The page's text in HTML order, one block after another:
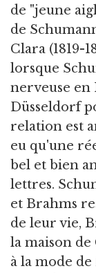
de "jeune
de
Clara (1819-
lorsque
nerveuse en
Düsseldorf
relation est
eu qu'une
bel et bien
lettres.
et Brahms
de leur vie,
la maison de
à la mode